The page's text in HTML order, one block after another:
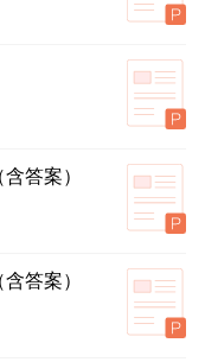
答案）
答案）